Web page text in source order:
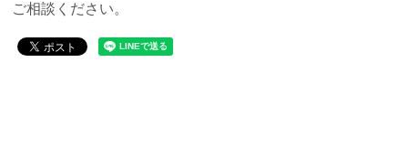
ご相談ください。